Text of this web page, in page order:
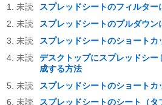
スプレッドシートのフィルター
スプレッドシートのプルダウン
スプレッドシートのショート
デスクトップにスプレッドシー
成する方法
スプレッドシートのショートカ
スプレッドシートのシート（